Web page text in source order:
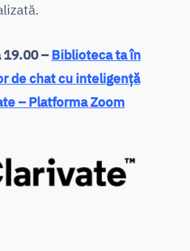
19.00 –Biblioteca ta în
de chat cu inteligență
– Platforma Zoom